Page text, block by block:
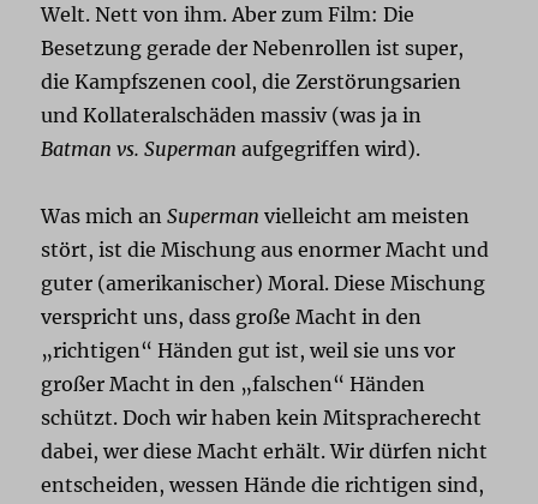
Welt. Nett von ihm. Aber zum Film: Die
Besetzung gerade der Nebenrollen ist super,
die Kampfszenen cool, die Zerstörungsarien
und Kollateralschäden massiv (was ja in
Batman vs. Superman aufgegriffen wird).
Was mich anSuperman vielleicht am meisten
stört, ist die Mischung aus enormer Macht und
guter (amerikanischer) Moral. Diese Mischung
verspricht uns, dass große Macht in den
„richtigen“ Händen gut ist, weil sie uns vor
großer Macht in den „falschen“ Händen
schützt. Doch wir haben kein Mitspracherecht
dabei, wer diese Macht erhält. Wir dürfen nicht
entscheiden, wessen Hände die richtigen sind,